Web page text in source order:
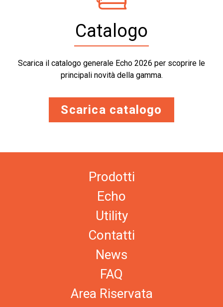
Catalogo
Scarica il catalogo generale Echo 2026 per scoprire le
principali novità della gamma.
Scarica catalogo
Prodotti
Echo
Utility
Contatti
News
FAQ
Area Riservata